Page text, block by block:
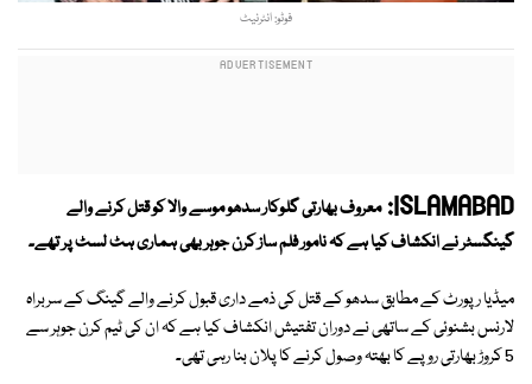
فوٹو: انٹرنیٹ
ISLAMABAD: معروف بھارتی گلوکار سدھو موسے والا کو قتل کرنے والے
گینگسٹر نے انکشاف کیا ہے کہ نامور فلم ساز کرن جوہر بھی ہماری ہٹ لسٹ پر تھے۔
میڈیا رپورٹ کے مطابق سدھو کے قتل کی ذمے داری قبول کرنے والے گینگ کے سربراہ
لارنس بشنوئی کے ساتھی نے دوران تفتیش انکشاف کیا ہے کہ ان کی ٹیم کرن جوہر سے
5 کروڑ بھارتی روپے کا بھتہ وصول کرنے کا پلان بنا رہی تھی۔